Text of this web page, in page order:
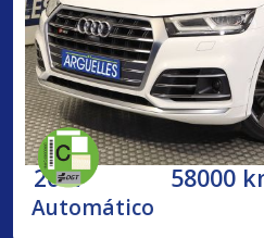
2017 58000
Automático